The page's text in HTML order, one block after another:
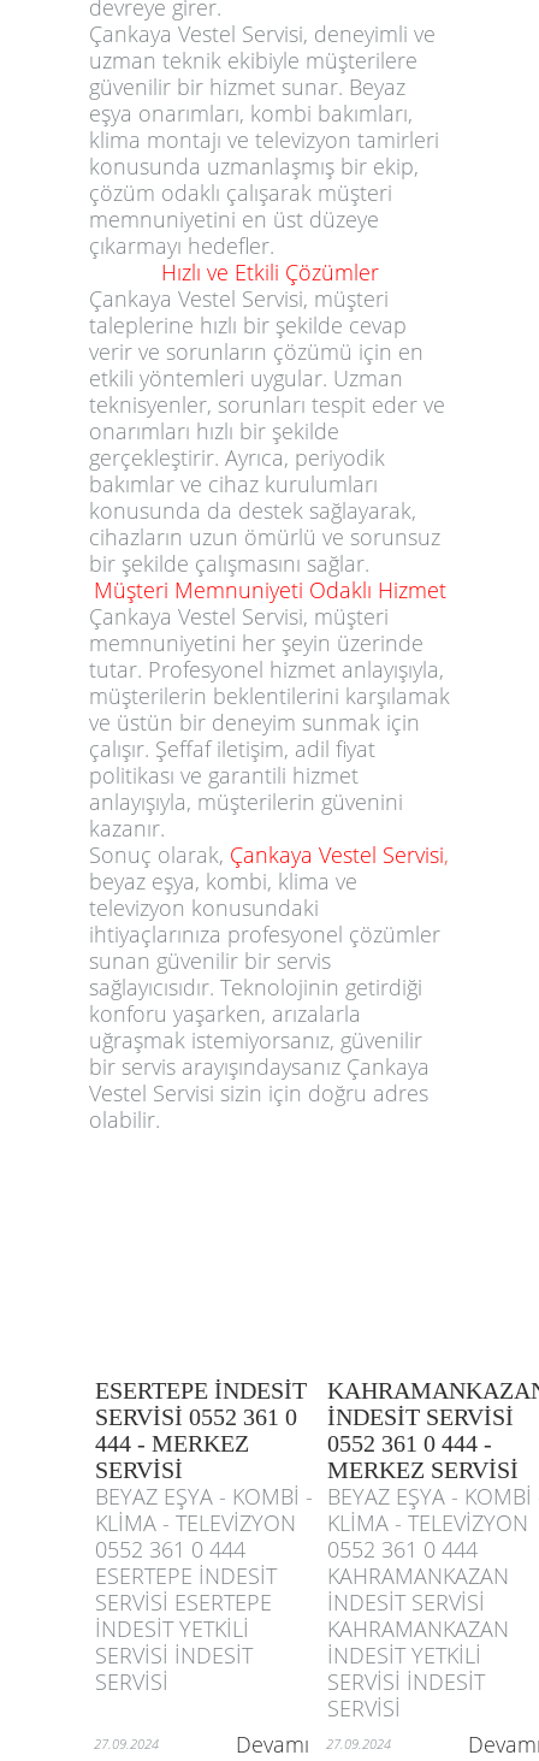
devreye girer.
Çankaya Vestel Servisi, deneyimli ve
uzman teknik ekibiyle müşterilere
güvenilir bir hizmet sunar. Beyaz
eşya onarımları, kombi bakımları,
klima montajı ve televizyon tamirleri
konusunda uzmanlaşmış bir ekip,
çözüm odaklı çalışarak müşteri
memnuniyetini en üst düzeye
çıkarmayı hedefler.
Hızlı ve Etkili Çözümler
Çankaya Vestel Servisi, müşteri
taleplerine hızlı bir şekilde cevap
verir ve sorunların çözümü için en
etkili yöntemleri uygular. Uzman
teknisyenler, sorunları tespit eder ve
onarımları hızlı bir şekilde
gerçekleştirir. Ayrıca, periyodik
bakımlar ve cihaz kurulumları
konusunda da destek sağlayarak,
cihazların uzun ömürlü ve sorunsuz
bir şekilde çalışmasını sağlar.
Müşteri Memnuniyeti Odaklı Hizmet
Çankaya Vestel Servisi, müşteri
memnuniyetini her şeyin üzerinde
tutar. Profesyonel hizmet anlayışıyla,
müşterilerin beklentilerini karşılamak
ve üstün bir deneyim sunmak için
çalışır. Şeffaf iletişim, adil fiyat
politikası ve garantili hizmet
anlayışıyla, müşterilerin güvenini
kazanır.
Sonuç olarak, Çankaya Vestel Servisi,
beyaz eşya, kombi, klima ve
televizyon konusundaki
ihtiyaçlarınıza profesyonel çözümler
sunan güvenilir bir servis
sağlayıcısıdır. Teknolojinin getirdiği
konforu yaşarken, arızalarla
uğraşmak istemiyorsanız, güvenilir
bir servis arayışındaysanız Çankaya
Vestel Servisi sizin için doğru adres
olabilir.
ESERTEPE İNDESİT
SERVİSİ 0552 361 0
444 - MERKEZ
SERVİSİ
İNDESİT SERVİSİ
0552 361 0 444 -
MERKEZ SERVİSİ
BEYAZ EŞYA - KOMBİ -
KLİMA - TELEVİZYON
0552 361 0 444
ESERTEPE İNDESİT
SERVİSİ ESERTEPE
İNDESİT YETKİLİ
SERVİSİ İNDESİT
SERVİSİ
BEYAZ EŞYA - KOMBİ
KLİMA - TELEVİZYON
0552 361 0 444
KAHRAMANKAZAN
İNDESİT SERVİSİ
KAHRAMANKAZAN
İNDESİT YETKİLİ
SERVİSİ İNDESİT
SERVİSİ
27.09.2024 Devamı 27.09.2024